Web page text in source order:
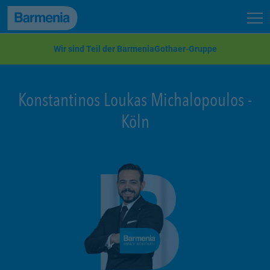
zum Seiteninhalt
Back to top
Wir sind Teil der BarmeniaGothaer-Gruppe
Konstantinos Loukas Michalopoulos -
Köln